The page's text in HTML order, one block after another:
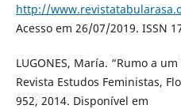
http://
Acesso em 26/07/2019. ISSN
LUGONES, María. “Rumo a
Revista Estudos Feministas,
952, 2014. Disponível em